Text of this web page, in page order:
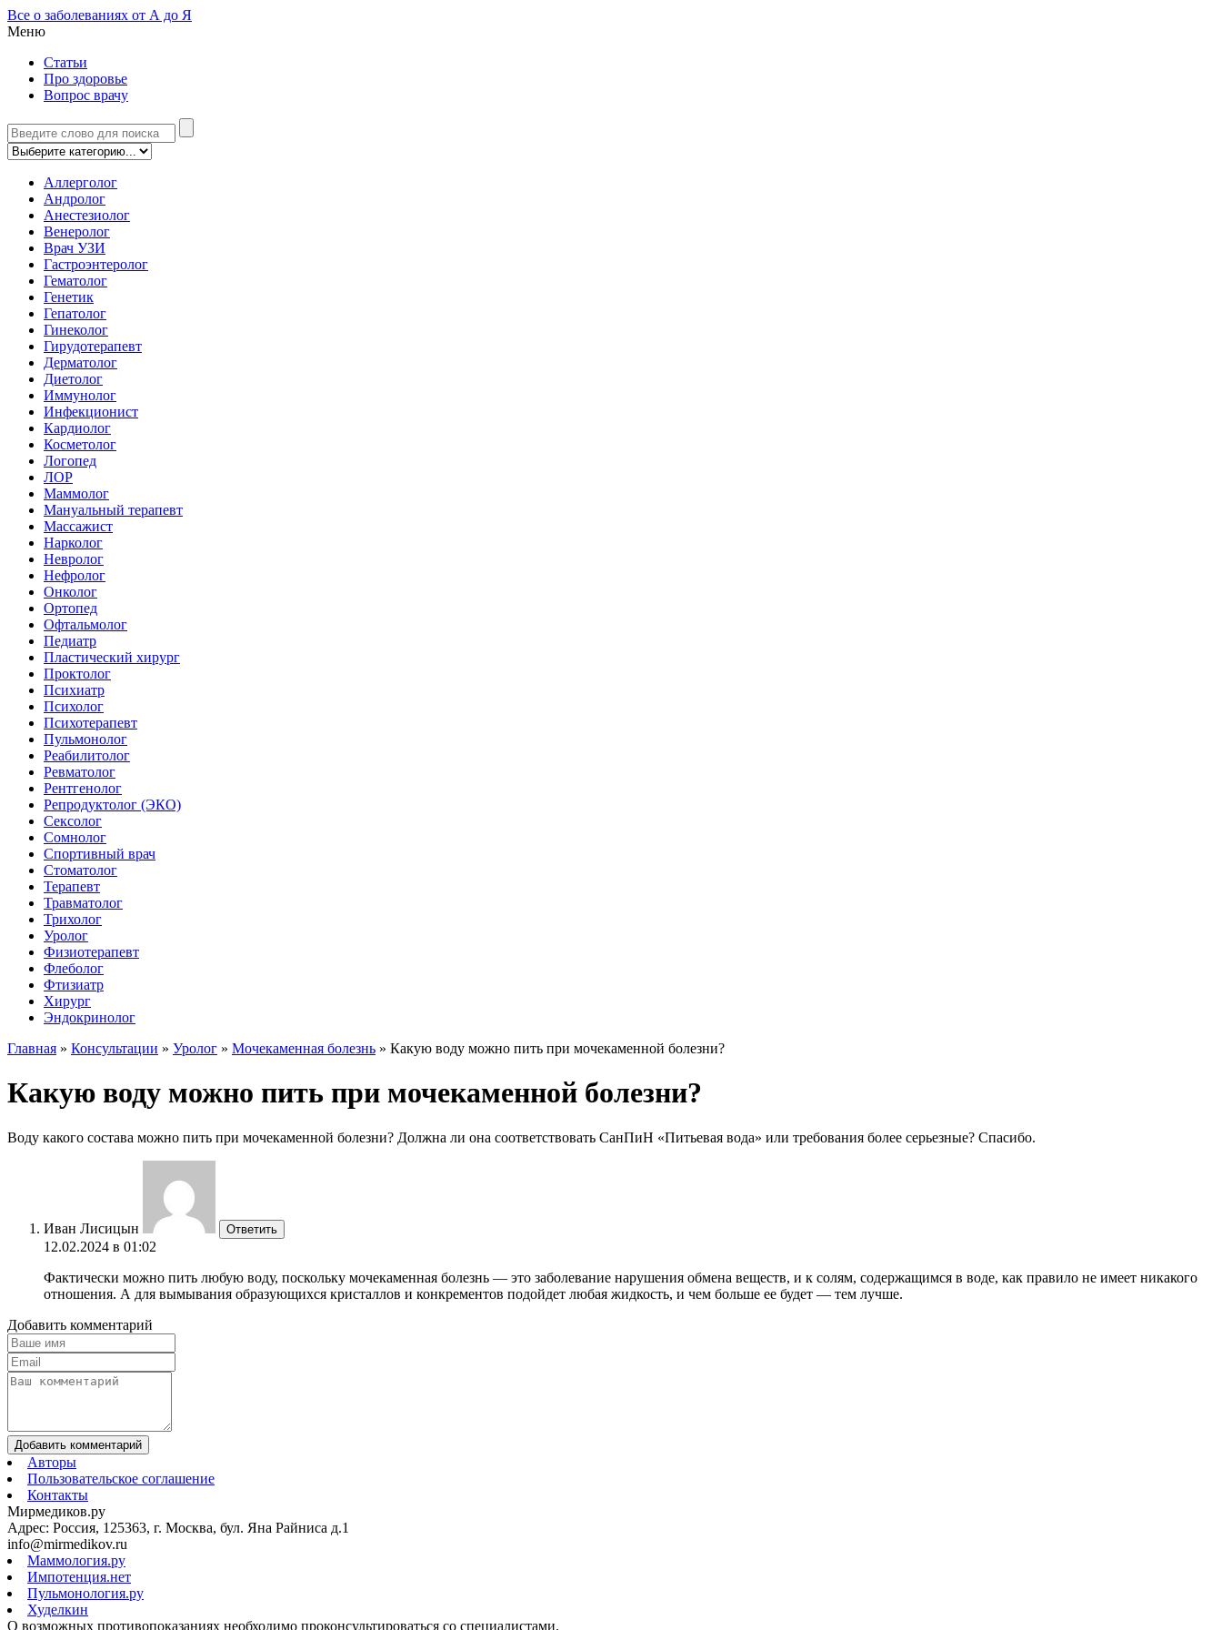
Все о заболеваниях от А до Я
Меню
Статьи
Про здоровье
Вопрос врачу
Аллерголог
Андролог
Анестезиолог
Венеролог
Врач УЗИ
Гастроэнтеролог
Гематолог
Генетик
Гепатолог
Гинеколог
Гирудотерапевт
Дерматолог
Диетолог
Иммунолог
Инфекционист
Кардиолог
Косметолог
Логопед
ЛОР
Маммолог
Мануальный терапевт
Массажист
Нарколог
Невролог
Нефролог
Онколог
Ортопед
Офтальмолог
Педиатр
Пластический хирург
Проктолог
Психиатр
Психолог
Психотерапевт
Пульмонолог
Реабилитолог
Ревматолог
Рентгенолог
Репродуктолог (ЭКО)
Сексолог
Сомнолог
Спортивный врач
Стоматолог
Терапевт
Травматолог
Трихолог
Уролог
Физиотерапевт
Флеболог
Фтизиатр
Хирург
Эндокринолог
Главная » Консультации » Уролог » Мочекаменная болезнь » Какую воду можно пить при мочекаменной болезни?
Какую воду можно пить при мочекаменной болезни?
Воду какого состава можно пить при мочекаменной болезни? Должна ли она соответствовать СанПиН «Питьевая вода» или требования более серьезные? Спасибо.
Иван Лисицын Ответить
12.02.2024 в 01:02
Фактически можно пить любую воду, поскольку мочекаменная болезнь — это заболевание нарушения обмена веществ, и к солям, содержащимся в воде, как правило не имеет никакого
отношения. А для вымывания образующихся кристаллов и конкрементов подойдет любая жидкость, и чем больше ее будет — тем лучше.
Добавить комментарий
Добавить комментарий
Авторы
Пользовательское соглашение
Контакты
Мирмедиков.ру
Адрес: Россия, 125363, г. Москва, бул. Яна Райниса д.1
info@mirmedikov.ru
Маммология.ру
Импотенция.нет
Пульмонология.ру
Худелкин
О возможных противопоказаниях необходимо проконсультироваться со специалистами.